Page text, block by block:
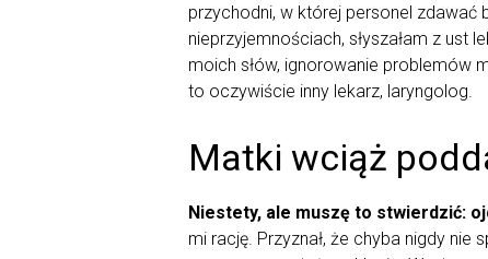
przychodni, w której personel zdawać
nieprzyjemnościach, słyszałam z ust
moich słów, ignorowanie problemów
to oczywiście inny lekarz, laryngolog.
Matki wciąż
Niestety, ale muszę to stwierdzić:
mi rację. Przyznał, że chyba nigdy